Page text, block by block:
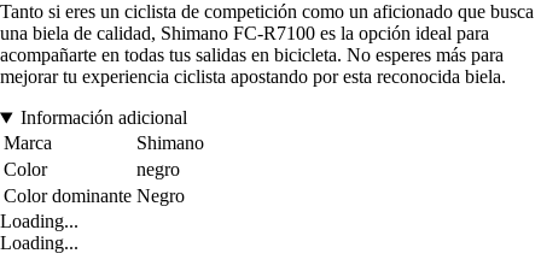
Tanto si eres un ciclista de competición como un aficionado que busca
una biela de calidad, Shimano FC-R7100 es la opción ideal para
acompañarte en todas tus salidas en bicicleta. No esperes más para
mejorar tu experiencia ciclista apostando por esta reconocida biela.
Información adicional
Marca
Shimano
Color
negro
Color dominante Negro
Loading...
Loading...